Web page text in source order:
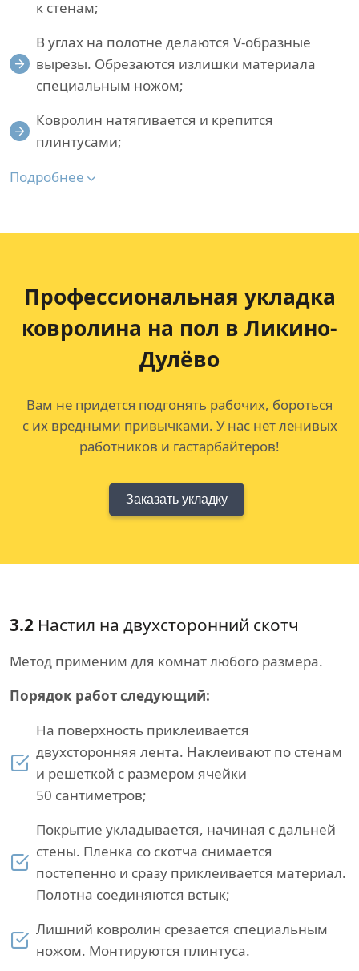
к стенам;
В углах на полотне делаются V-образные
вырезы. Обрезаются излишки материала
специальным ножом;
Ковролин натягивается и крепится
плинтусами;
Подробнее
Профессиональная укладка
ковролина на пол в Ликино-
Дулёво
Вам не придется подгонять рабочих, бороться
с их вредными привычками. У нас нет ленивых
работников и гастарбайтеров!
Заказать укладку
3.2 Настил на двухсторонний скотч
Метод применим для комнат любого размера.
Порядок работ следующий:
На поверхность приклеивается
двухсторонняя лента. Наклеивают по стенам
и решеткой с размером ячейки
50 сантиметров;
Покрытие укладывается, начиная с дальней
стены. Пленка со скотча снимается
постепенно и сразу приклеивается материал.
Полотна соединяются встык;
Лишний ковролин срезается специальным
ножом. Монтируются плинтуса.